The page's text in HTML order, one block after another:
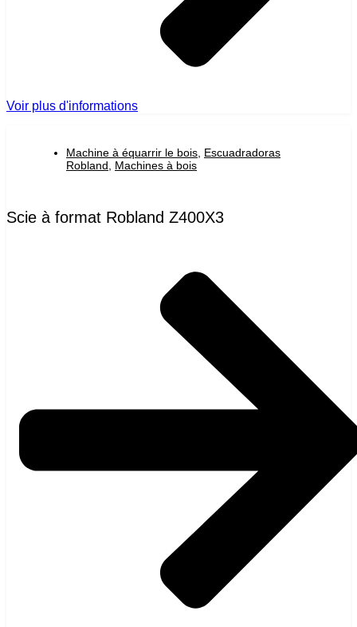
Voir plus d'informations
Machine à équarrir le bois Escuadradoras
Robland
Machines à bois
Scie à format Robland Z400X3